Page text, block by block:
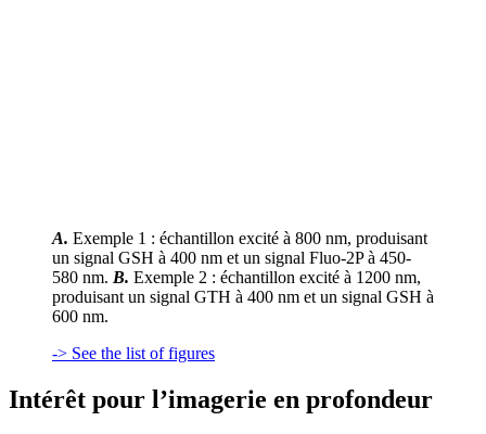
A. Exemple 1 : échantillon excité à 800 nm, produisant
un signal GSH à 400 nm et un signal Fluo-2P à 450-
580 nm. B. Exemple 2 : échantillon excité à 1200 nm,
produisant un signal GTH à 400 nm et un signal GSH à
600 nm.
-> See the list of figures
Intérêt pour l’imagerie en profondeur